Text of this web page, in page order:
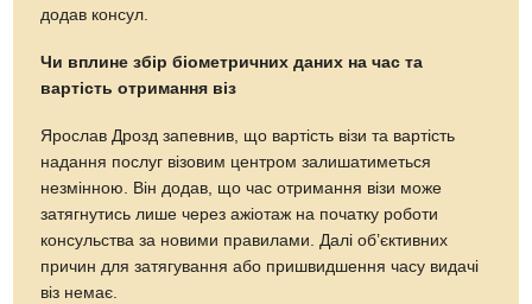
додав консул.
Чи вплине збір біометричних даних на час та
вартість отримання віз
Ярослав Дрозд запевнив, що вартість візи та вартість
надання послуг візовим центром залишатиметься
незмінною. Він додав, що час отримання візи може
затягнутись лише через ажіотаж на початку роботи
консульства за новими правилами. Далі об’єктивних
причин для затягування або пришвидшення часу видачі
віз немає.